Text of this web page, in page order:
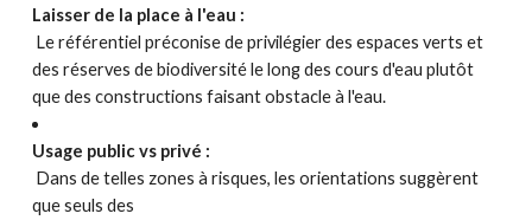
Laisser de la place à l'eau :
Le référentiel préconise de privilégier des espaces verts et
des réserves de biodiversité le long des cours d'eau plutôt
que des constructions faisant obstacle à l'eau.
Usage public vs privé :
Dans de telles zones à risques, les orientations suggèrent
que seuls des